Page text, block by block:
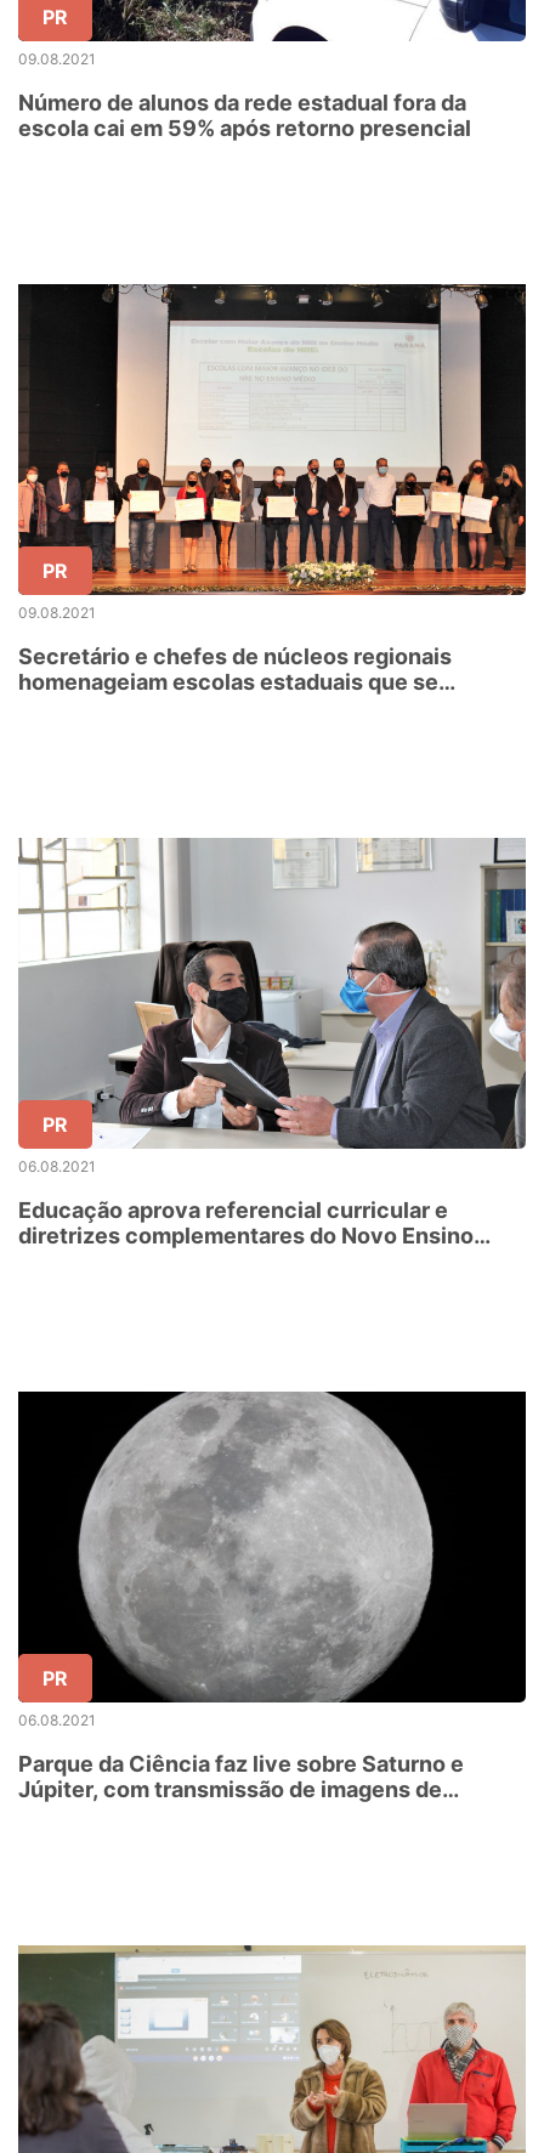
PR
09.08.2021
Número de alunos da rede estadual fora da
escola cai em 59% após retorno presencial
PR
09.08.2021
Secretário e chefes de núcleos regionais
homenageiam escolas estaduais que se
PR
06.08.2021
Educação aprova referencial curricular e
diretrizes complementares do Novo Ensino
PR
06.08.2021
Parque da Ciência faz live sobre Saturno e
Júpiter, com transmissão de imagens de